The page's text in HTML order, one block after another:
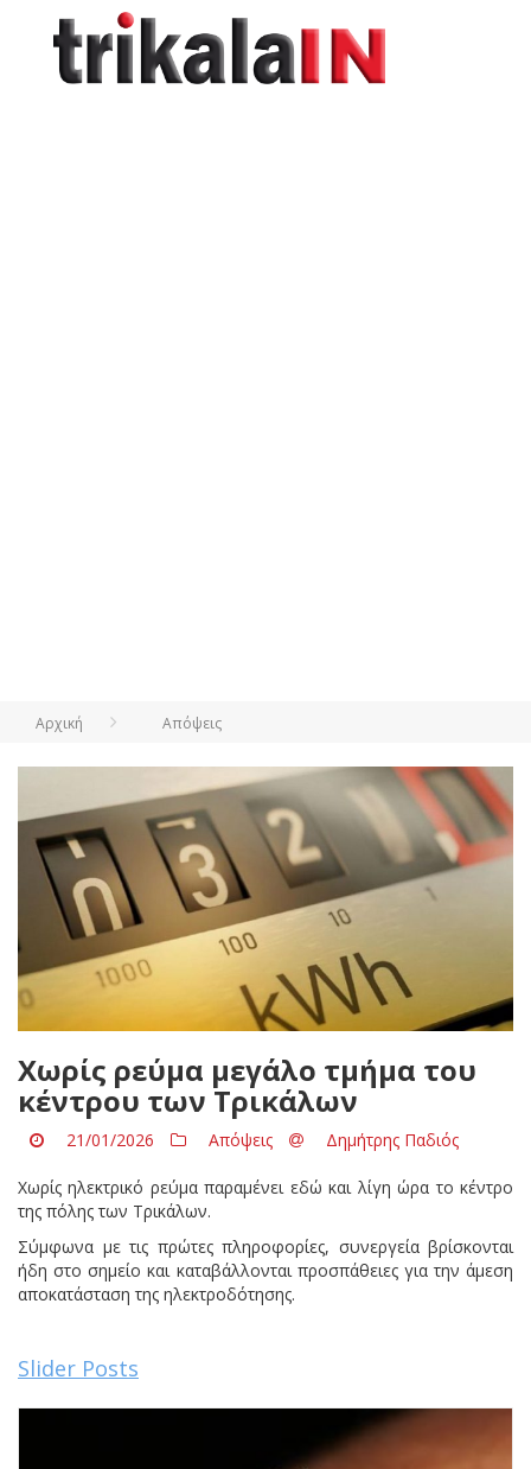
Αρχική Απόψεις
Χωρίς ρεύμα μεγάλο τμήμα του
κέντρου των Τρικάλων
21/01/2026 Απόψεις Δημήτρης Παδιός
Χωρίς ηλεκτρικό ρεύμα παραμένει εδώ και λίγη ώρα το κέντρο
της πόλης των Τρικάλων.
Σύμφωνα με τις πρώτες πληροφορίες, συνεργεία βρίσκονται
ήδη στο σημείο και καταβάλλονται προσπάθειες για την άμεση
αποκατάσταση της ηλεκτροδότησης.
Slider Posts